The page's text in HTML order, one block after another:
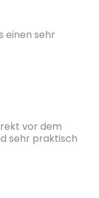
einen sehr
vor dem
sehr praktisch